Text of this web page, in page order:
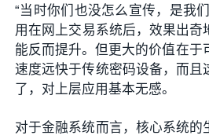
“当时你们也没怎么宣传，是我
用在网上交易系统后，效果出
能反而提升。但更大的价值在于
速度远快于传统密码设备，而且
了，对上层应用基本无感。
对于金融系统而言，核心系统的